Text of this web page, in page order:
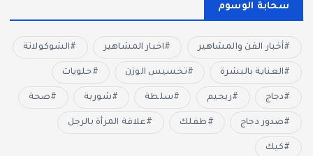
سحابة الوسوم
أخبار الفن والمشاهير اخبار المشاهير الشوكولاتة
العناية بالبشرة تخسيس الوزن حلويات
دجاج ريجيم سلطة شوربة صحة
صدور دجاج طفلك علاقة المرأة بالرجل
كيك